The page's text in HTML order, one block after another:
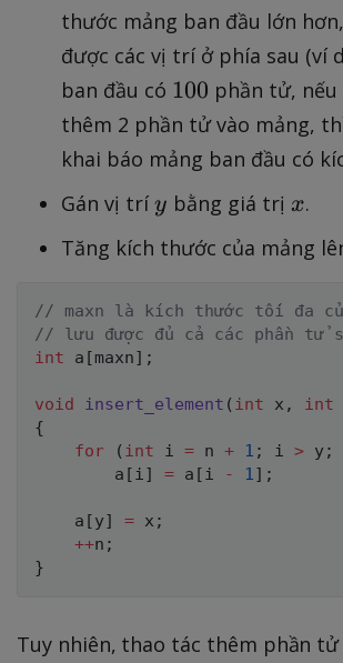
thước mảng ban đầu lớn
được các vị trí ở phía sau (ví
ban đầu có 1
0
0
100 phần tử,
thêm 2 phần tử vào mảng,
khai báo mảng ban đầu có
Gán vị trí y
y bằng giá trị x
x.
Tăng kích thước của mảng
// maxn là kích thước tối đa
// lưu được đủ cả các phần tử
int a [maxn] ;
void insert_element ( int x , int
{
for
( int i = n + 1 ; i > y;
        a
[ i ] = a [ i - 1 ] ;
    a
[y] = x ;
++n ;
}
Tuy nhiên, thao tác thêm phần